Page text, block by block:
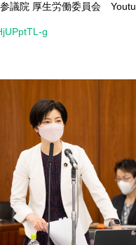
議院 厚生労働委員会
g